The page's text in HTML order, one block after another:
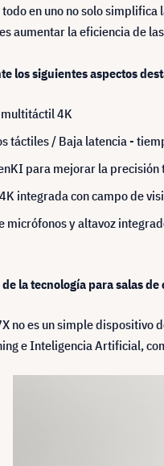
en uno no solo simplifica
es aumentar la eficiencia de
los siguientes aspectos
4K
táctiles / Baja latencia -
para mejorar la precisión
integrada con campo de
micrófonos y altavoz
la tecnología para salas
no es un simple dispositivo
e Inteligencia Artificial,